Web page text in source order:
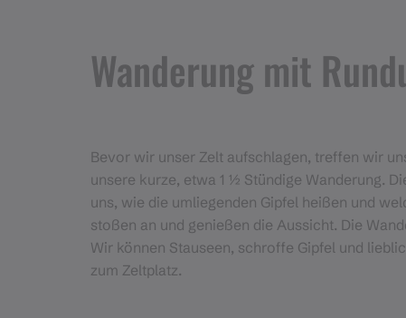
Wanderung mit
Bevor wir unser Zelt aufschlagen, treffen wir
unsere kurze, etwa 1 ½ Stündige Wanderung.
uns, wie die umliegenden Gipfel heißen und
stoßen an und genießen die Aussicht. Die
Wir können Stauseen, schroffe Gipfel und
zum Zeltplatz.